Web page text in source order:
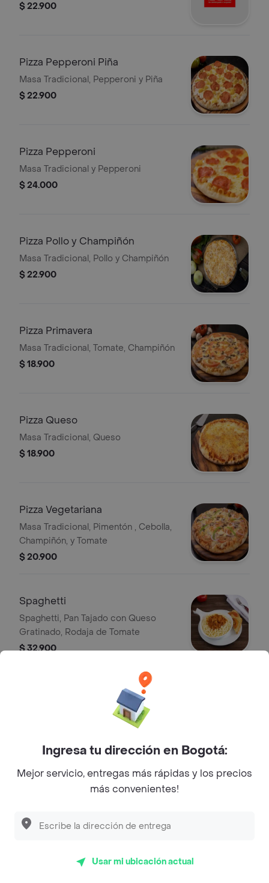
$ 22.900
Pizza Pepperoni Piña
Masa Tradicional, Pepperoni y Piña
$ 22.900
Pizza Pepperoni
Masa Tradicional y Pepperoni
$ 24.000
Pizza Pollo y Champiñón
Masa Tradicional, Pollo y Champiñón
$ 22.900
Pizza Primavera
Masa Tradicional, Tomate, Champiñón
$ 18.900
Pizza Queso
Masa Tradicional, Queso
$ 18.900
Pizza Vegetariana
Masa Tradicional, Pimentón , Cebolla,
Champiñón, y Tomate
$ 20.900
Spaghetti
Spaghetti, Pan Tajado con Queso
Gratinado, Rodaja de Tomate
$ 32.900
Lasagna Mixta, Pan Tajado con Queso
Gratinado, Rodaja de Tomate
Lasagna Mixta Mediana
Tajado con Queso Gratinado, Rodaja
de Tomate
$ 31.900
Ingresa tu dirección en Bogotá:
Mejor servicio, entregas más rápidas y los precios
más convenientes!
Usar mi ubicación actual